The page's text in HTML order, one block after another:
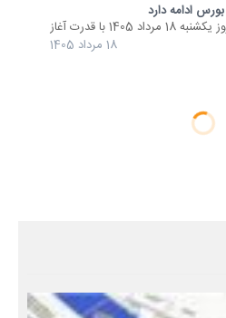
ادامه دارد
بازار سرمایه در معاملات صبح امروز یکشنبه 18 مرداد 1405 با قدرت آغاز
18 مرداد 1405